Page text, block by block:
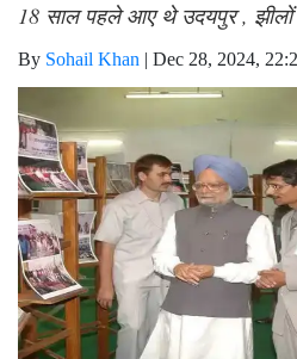
18 साल पहले आए थे उदयपुर , झीलों
By Sohail Khan | Dec 28, 2024,